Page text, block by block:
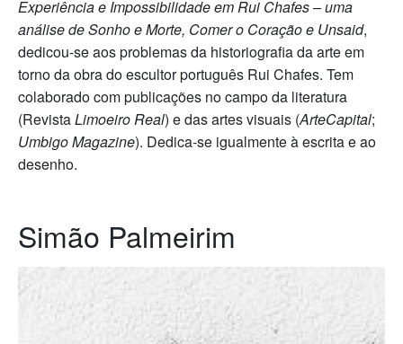
Experiência e Impossibilidade em Rui Chafes – uma
análise de Sonho e Morte, Comer o Coração e Unsaid,
dedicou-se aos problemas da historiografia da arte em
torno da obra do escultor português Rui Chafes. Tem
colaborado com publicações no campo da literatura
(RevistaLimoeiro Real) e das artes visuais (ArteCapital;
Umbigo Magazine). Dedica-se igualmente à escrita e ao
desenho.
Simão Palmeirim